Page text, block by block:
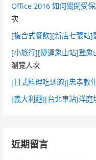
Office 2016 如何關閉受
次
[複合式餐飲][新店七張站]
[小旅行][捷運象山站]登象
瀏覽人次
[日式料理吃到飽][忠孝敦
[義大利麵][台北車站]洋庭
近期留言